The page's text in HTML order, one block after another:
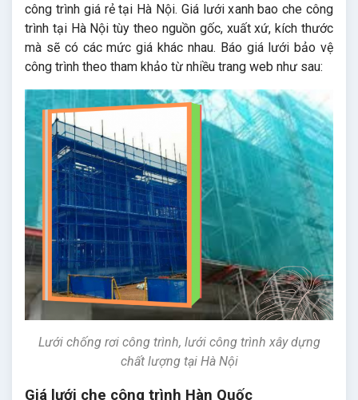
công trình giá rẻ tại Hà Nội. Giá lưới xanh bao che công
trình tại Hà Nội tùy theo nguồn gốc, xuất xứ, kích thước
mà sẽ có các mức giá khác nhau. Báo giá lưới bảo vệ
công trình theo tham khảo từ nhiều trang web như sau:
Lưới chống rơi công trình, lưới công trình xây dựng
chất lượng tại Hà Nội
Giá lưới che công trình Hàn Quốc